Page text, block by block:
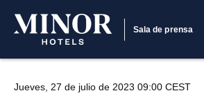
Sala de prensa
Jueves, 27 de julio de 2023 09:00 CEST